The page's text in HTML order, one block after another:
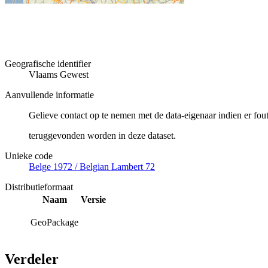
Geografische identifier
Vlaams Gewest
Aanvullende informatie
Gelieve contact op te nemen met de data-eigenaar indien er
teruggevonden worden in deze dataset.
Unieke code
Belge 1972 / Belgian Lambert 72
Distributieformaat
Naam
Versie
GeoPackage
Verdeler